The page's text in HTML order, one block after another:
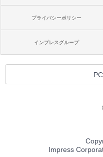
プライバシーポリシー
インプレスグループ
Impress